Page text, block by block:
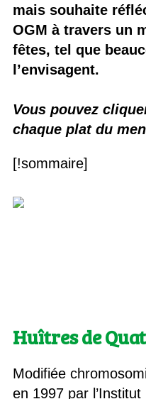
mais souhaite
OGM à travers un
fêtes, tel que
l’envisagent.
Vous pouvez
chaque plat du
[!sommaire]
Huîtres de
Modifiée
en 1997 par